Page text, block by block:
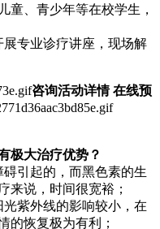
童、青少年等在校学生，
专业诊疗讲座，现场解
咨询活动详情 在线预
极大治疗优势？
引起的，而黑色素的生
来说，时间很宽裕；
紫外线的影响较小，在
的恢复极为有利；